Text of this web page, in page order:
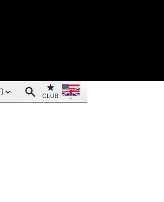
menu SearchClub
CLUB
Open language menu